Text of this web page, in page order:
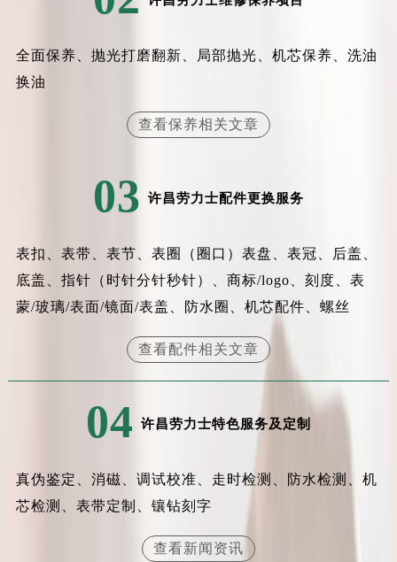
辽宁省营口市站前区市府路与渤海大街交叉口劳力士售后服务中心（需提前预约）
内蒙古自治区包头市青山区幸福路甲3号王府井百货名表维修劳力士售后服务中心（需提前预约）
内蒙古自治区赤峰市红山区哈达街劳力士售后服务中心（需提前预约）
内蒙古自治区鄂尔多斯市东胜区伊金霍洛街劳力士售后服务中心（需提前预约）
内蒙古自治区乌海市海勃湾区人民南路劳力士售后服务中心（需提前预约）
山西省大同市平城区迎宾街劳力士售后服务中心（需提前预约）
山西省晋城市城区黄华街劳力士售后服务中心（需提前预约）
山西省临汾市尧都区解放路劳力士售后服务中心（需提前预约）
全面保养、抛光打磨翻新、局部抛光、机芯保养、洗油
换油
查看保养相关文章
03 许昌劳力士配件更换服务
表扣、表带、表节、表圈（圈口）表盘、表冠、后盖、
底盖、指针（时针分针秒针）、商标/logo、刻度、表
蒙/玻璃/表面/镜面/表盖、防水圈、机芯配件、螺丝
查看配件相关文章
04 许昌劳力士特色服务及定制
真伪鉴定、消磁、调试校准、走时检测、防水检测、机
芯检测、表带定制、镶钻刻字
查看新闻资讯